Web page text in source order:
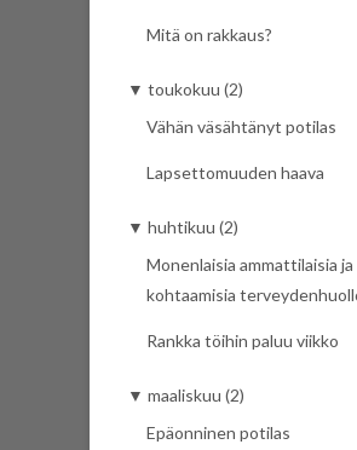
Mitä on rakkaus?
▼ toukokuu (2)
Vähän väsähtänyt potilas
Lapsettomuuden haava
▼ huhtikuu (2)
Monenlaisia ammattilaisia ja
kohtaamisia
Rankka töihin paluu viikko
▼ maaliskuu (2)
Epäonninen potilas